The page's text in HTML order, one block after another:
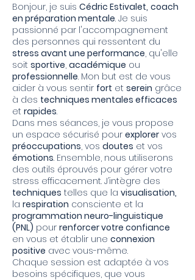
Bonjour, je suis Cédric Estivalet, coach
en préparation mentale. Je suis
passionné par l'accompagnement
des personnes qui ressentent du
stress avant une performance, qu'elle
soit sportive, académique ou
professionnelle. Mon but est de vous
aider à vous sentir fort et serein grâce
à des techniques mentales efficaces
et rapides.
Dans mes séances, je vous propose
un espace sécurisé pour explorer vos
préoccupations, vos doutes et vos
émotions. Ensemble, nous utiliserons
des outils éprouvés pour gérer votre
stress efficacement. J’intègre des
techniques telles que la visualisation,
la respiration consciente et la
programmation neuro-linguistique
(PNL) pour renforcer votre confiance
en vous et établir une connexion
positive avec vous-même.
Chaque session est adaptée à vos
besoins spécifiques, que vous